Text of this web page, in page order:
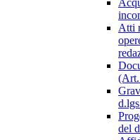
Atti
(Art.
del